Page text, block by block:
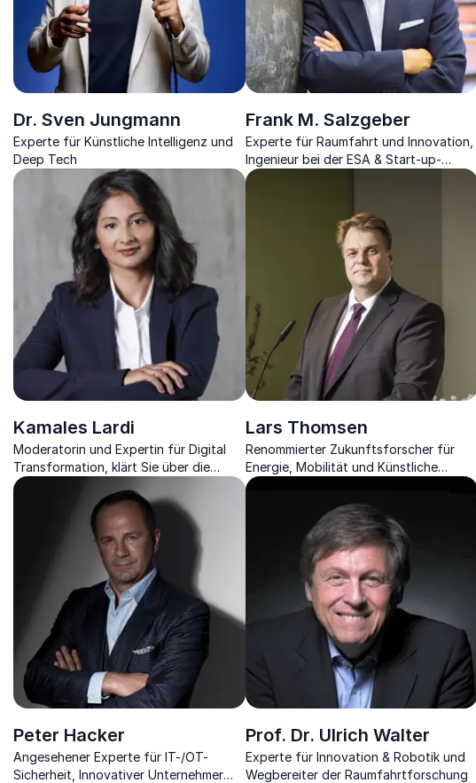
Dr. Sven Jungmann
Experte für Künstliche Intelligenz und
Deep Tech
Frank M. Salzgeber
Experte für Raumfahrt und Innovation,
Ingenieur bei der ESA & Start-up-
Gründer
Kamales Lardi
Moderatorin und Expertin für Digital
Transformation, klärt Sie über die
Verknüpfungen in der modernen Welt
Lars Thomsen
Renommierter Zukunftsforscher für
Energie, Mobilität und Künstliche
Intelligenz schaut mit Ihnen in die Welt
Peter Hacker
Angesehener Experte für IT-/OT-
Sicherheit, Innovativer Unternehmer
Prof. Dr. Ulrich Walter
Experte für Innovation & Robotik und
Wegbereiter der Raumfahrtforschung